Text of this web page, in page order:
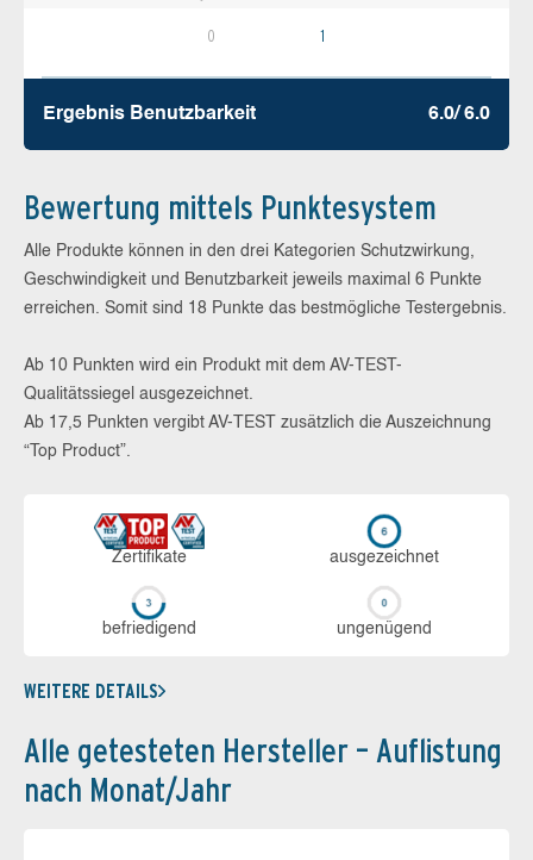
0 1
Ergebnis Benutz­barkeit 6.0/ 6.0
Bewertung mittels Punktesystem
Alle Produkte können in den drei Kategorien Schutzwirkung,
Geschwindigkeit und Benutzbarkeit jeweils maximal 6 Punkte
erreichen. Somit sind 18 Punkte das bestmögliche Testergebnis.
Ab 10 Punkten wird ein Produkt mit dem AV-TEST-
Qualitätssiegel ausgezeichnet.
Ab 17,5 Punkten vergibt AV-TEST zusätzlich die Auszeichnung
“Top Product”.
Zerti­fikate aus­ge­zeich­net
be­frie­di­gend un­ge­nü­gend
WEITERE DETAILS
Alle getesteten Hersteller – Auflistung
nach Monat/Jahr